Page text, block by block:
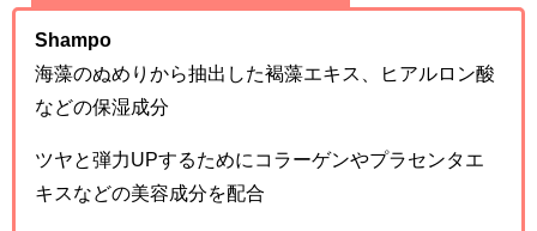
Shampo
海藻のぬめりから抽出した褐藻エキス、ヒアルロン酸
などの保湿成分
ツヤと弾力UPするためにコラーゲンやプラセンタエ
キスなどの美容成分を配合